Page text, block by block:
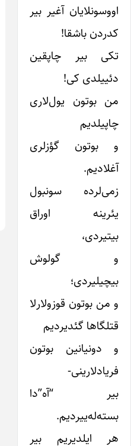
اووسونلایان آغیر بیر
کدردن باشقا!
تکی بیر چاپقین
دئییلدی کی!
من بوتون یول‌لاری
چاپیلدیم
و بوتون گؤزلری
آغلادیم.
زمی‌لرده سونبول
یئرینه اوراق
بیتیردی،
و گولوش
بیچیلیردی؛
و من بوتون قوزولارلا
قتلگاها گئدیردیم
و دونیانین بوتون
فریادلارینی-
بیر “آه”دا
بسته‌له‌ییردیم.
هر ایلدیریم بیر